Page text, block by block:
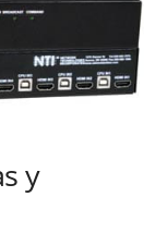
y